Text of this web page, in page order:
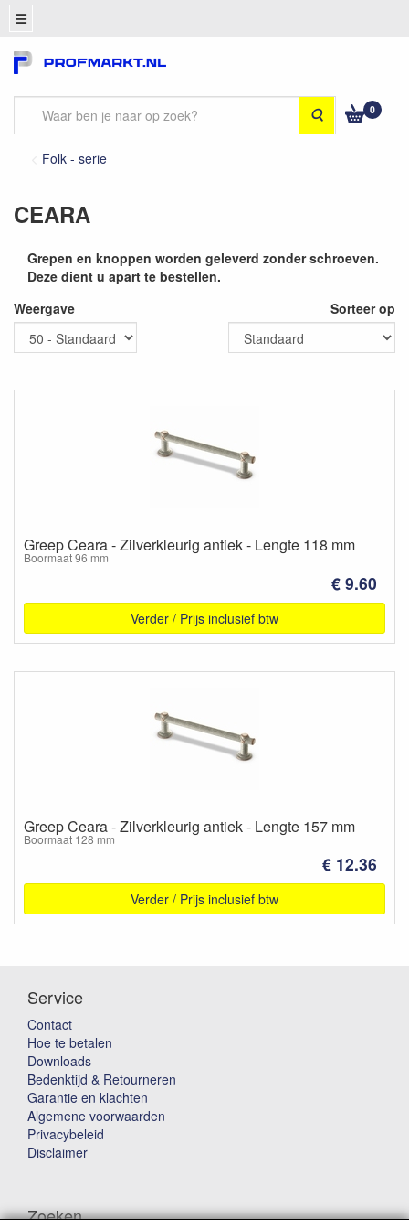
Zoeken 0
Folk - serie
CEARA
Grepen en knoppen worden geleverd zonder schroeven.
Deze dient u apart te bestellen.
Weergave
Sorteer op
Greep Ceara - Zilverkleurig antiek - Lengte 118 mm
Boormaat 96 mm
€ 9.60
Verder / Prijs inclusief btw
Greep Ceara - Zilverkleurig antiek - Lengte 157 mm
Boormaat 128 mm
€ 12.36
Verder / Prijs inclusief btw
Service
Contact
Hoe te betalen
Downloads
Bedenktijd & Retourneren
Garantie en klachten
Algemene voorwaarden
Privacybeleid
Disclaimer
Zoeken